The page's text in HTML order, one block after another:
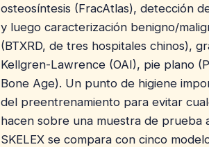
osteosíntesis (FracAtlas), detección
y luego caracterización benigno/
(BTXRD, de tres hospitales chinos),
Kellgren-Lawrence (OAI), pie plano
Bone Age). Un punto de higiene
del preentrenamiento para evitar
hacen sobre una muestra de prueba
SKELEX se compara con cinco